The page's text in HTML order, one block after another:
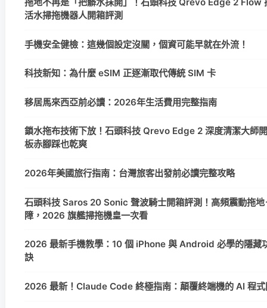
活水掃拖機器人開箱評測
手機安全健檢：這幾個設定沒關，個資可能早就在外流！
科技新知：為什麼 eSIM 正逐漸取代傳統 SIM 卡
移居馬來西亞前必讀：2026年生活費用完整指南
鎖水拖布技術下放！石頭科技 Qrevo Edge 2 深度清潔大師
板赤腳踩也乾爽
2026年美國旅行指南：台灣旅客出發前必讀完整攻略
石頭科技 Saros 20 Sonic 聲波騎士開箱評測！高頻震動拖
障，2026 旗艦掃拖機皇一次看
2026 最新手機教學：10 個 iPhone 與 Android 必學的隱藏
訣
2026 最新！Claude Code 終極指南：顛覆終端機的 AI 程式